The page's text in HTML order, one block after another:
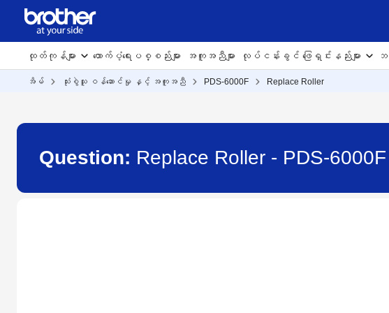
ထုတ်ကုန်များ ထောက်ပံ့ရေးပစ္စည်းများ အကူအညီများ လုပ်ငန်းခွင် ဖြေရှင်းနည်းများ
အိမ် သုံးစွဲသူ ဝန်ဆောင်မှု နှင့် အကူအညီ PDS-6000F Replace Roller
Question: Replace Roller - PDS-6000F